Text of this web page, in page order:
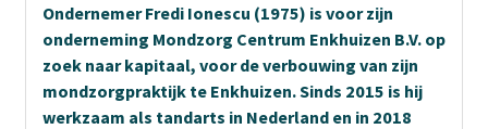
Ondernemer Fredi Ionescu (1975) is voor zijn
onderneming Mondzorg Centrum Enkhuizen B.V. op
zoek naar kapitaal, voor de verbouwing van zijn
mondzorgpraktijk te Enkhuizen. Sinds 2015 is hij
werkzaam als tandarts in Nederland en in 2018